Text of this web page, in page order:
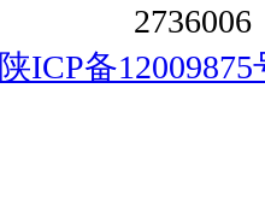
陕ICP备12009875